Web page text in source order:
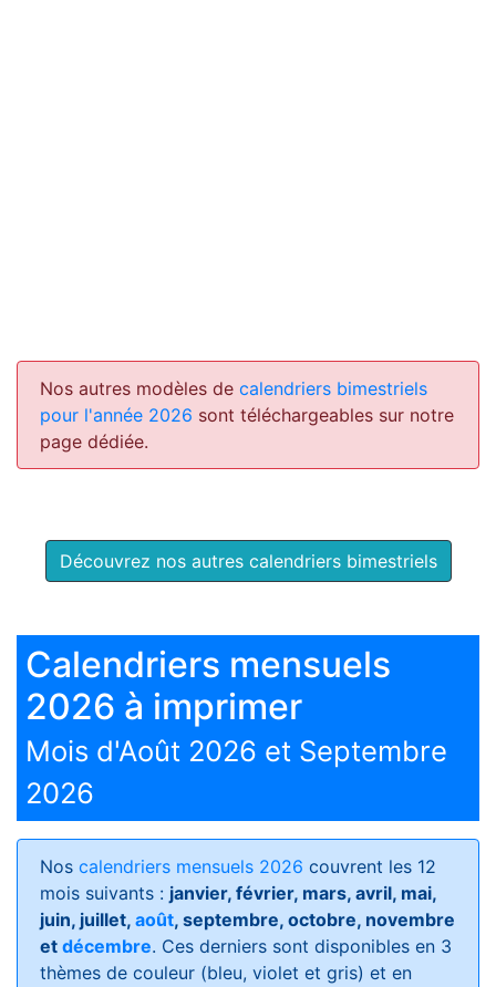
Nos autres modèles de calendriers bimestriels
pour l'année 2026 sont téléchargeables sur notre
page dédiée.
Découvrez nos autres calendriers bimestriels
Calendriers mensuels
2026 à imprimer
Mois d'Août 2026 et Septembre
2026
Nos calendriers mensuels 2026 couvrent les 12
mois suivants : janvier, février, mars, avril, mai,
juin, juillet, août, septembre, octobre, novembre
et décembre. Ces derniers sont disponibles en 3
thèmes de couleur (bleu, violet et gris) et en